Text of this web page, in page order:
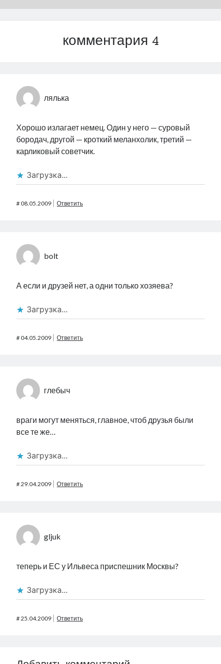
комментария 4
лялька
Хорошо излагает немец. Один у него — суровый
бородач, другой — кроткий меланхолик, третий —
карликовый советчик.
Загрузка...
#08.05.2009 Ответить
bolt
А если и друзей нет, а одни только хозяева?
Загрузка...
#04.05.2009 Ответить
глебыч
враги могут меняться, главное, чтоб друзья были
все те же…
Загрузка...
#29.04.2009 Ответить
gljuk
теперь и ЕС у Ильвеса приспешник Москвы?
Загрузка...
#25.04.2009 Ответить